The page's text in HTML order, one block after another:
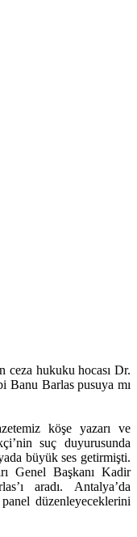
ceza hukuku hocası Dr.
Banu Barlas pusuya mı
köşe yazarı ve
suç duyurusunda
büyük ses getirmişti.
Genel Başkanı Kadir
aradı. Antalya’da
düzenleyeceklerini